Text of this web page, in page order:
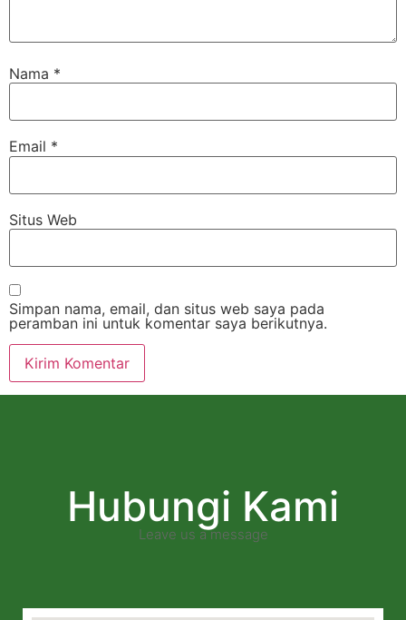
Nama *
Email *
Situs Web
Simpan nama, email, dan situs web saya pada
peramban ini untuk komentar saya berikutnya.
Hubungi Kami
Leave us a message